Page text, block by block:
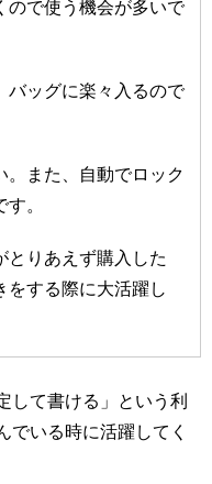
ので使う機会が多いで
バッグに楽々入るので
。また、自動でロック
。
とりあえず購入した
をする際に大活躍し
して書ける」という利
でいる時に活躍してく